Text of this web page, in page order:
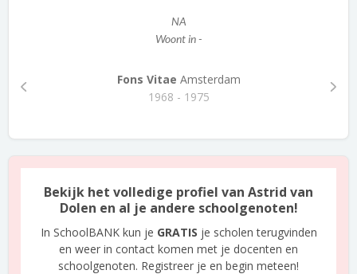
NA
Woont in -
Fons Vitae Amsterdam
1968 - 1975
Bekijk het volledige profiel van Astrid van
Dolen en al je andere schoolgenoten!
In SchoolBANK kun je GRATIS je scholen terugvinden
en weer in contact komen met je docenten en
schoolgenoten. Registreer je en begin meteen!